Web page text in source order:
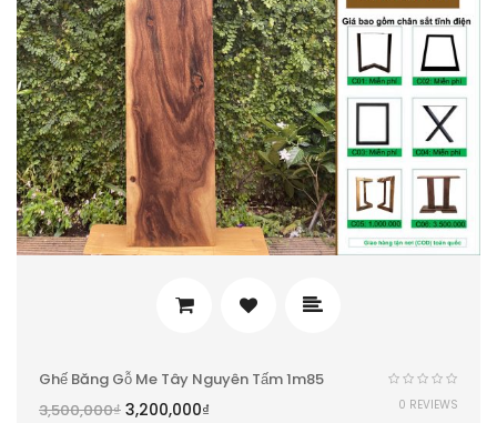
Ghế Băng Gỗ Me Tây Nguyên Tấm 1m85
3,500,000₫ 3,200,000₫ 0 REVIEWS